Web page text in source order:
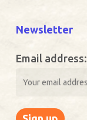
Newsletter
Email address: